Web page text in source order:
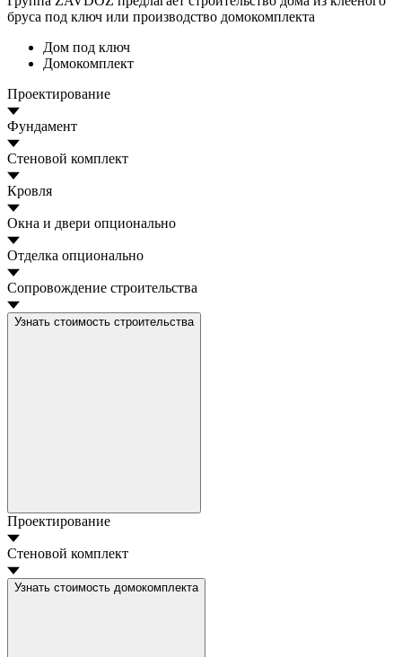
бруса под ключ или производство домокомплекта
Дом под ключ
Домокомплект
Проектирование
Фундамент
Стеновой комплект
Кровля
Окна и двери опционально
Отделка опционально
Сопровождение строительства
Узнать стоимость строительства
Проектирование
Стеновой комплект
Узнать стоимость домокомплекта